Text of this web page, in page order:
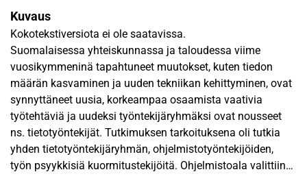
Kuvaus
Kokotekstiversiota ei ole saatavissa.
Suomalaisessa yhteiskunnassa ja taloudessa viime
vuosikymmeninä tapahtuneet muutokset, kuten tiedon
määrän kasvaminen ja uuden tekniikan kehittyminen, ovat
synnyttäneet uusia, korkeampaa osaamista vaativia
työtehtäviä ja uudeksi työntekijäryhmäksi ovat nousseet
ns. tietotyöntekijät. Tutkimuksen tarkoituksena oli tutkia
yhden tietotyöntekijäryhmän, ohjelmistotyöntekijöiden,
työn psyykkisiä kuormitustekijöitä. Ohjelmistoala valittiin